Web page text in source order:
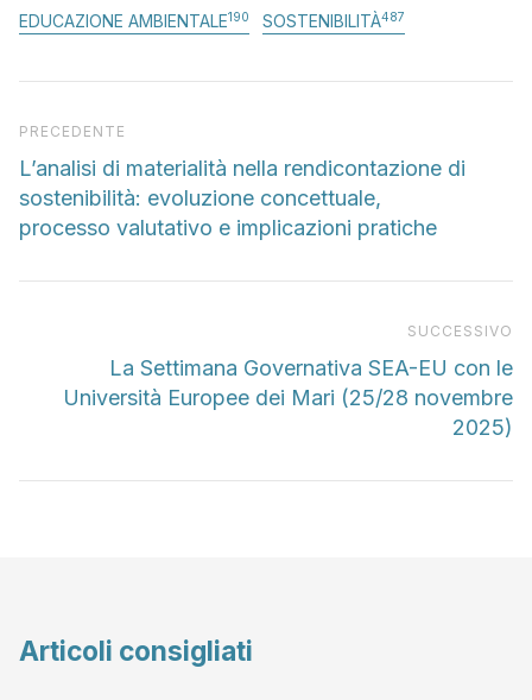
EDUCAZIONE AMBIENTALE190 SOSTENIBILITÀ487
Articolo precedente
PRECEDENTE
L’analisi di materialità nella rendicontazione di
sostenibilità: evoluzione concettuale,
processo valutativo e implicazioni pratiche
SUCCESSIVO
La Settimana Governativa SEA-EU con le
Università Europee dei Mari (25/28 novembre
2025)
Articoli consigliati